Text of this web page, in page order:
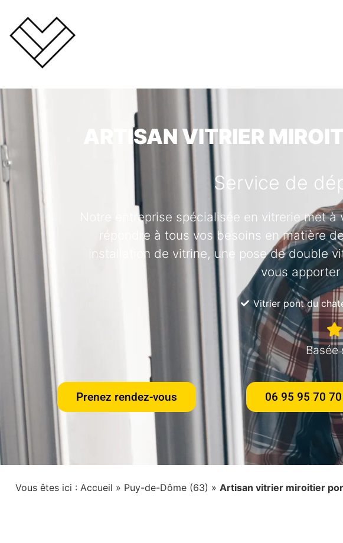
ARTISAN VITRIER
Service de
Notre entreprise spécialisée en vitrerie met
répondre à tous vos besoins en matière
installation de vitrine, une pose de double
vous
Vitrier pont du
Basée
Prenez rendez-vous 06 95 95 70 70
Vous êtes ici : Accueil » Puy-de-Dôme (63) » Artisan vitrier miroitier